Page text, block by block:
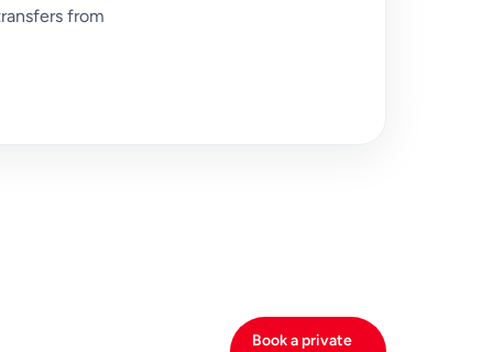
from
Book a private